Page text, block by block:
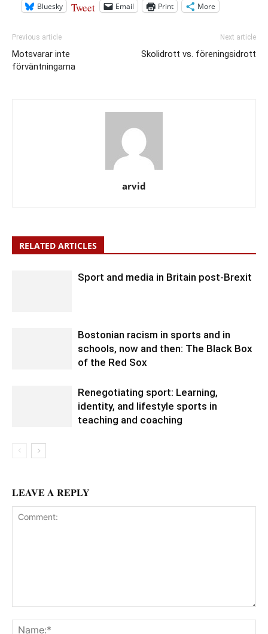
Bluesky
Tweet Email Print More
Previous article
Motsvarar inte
förväntningarna
Next article
Skolidrott vs. föreningsidrott
arvid
RELATED ARTICLES
Sport and media in Britain post-Brexit
Bostonian racism in sports and in
schools, now and then: The Black Box
of the Red Sox
Renegotiating sport: Learning,
identity, and lifestyle sports in
teaching and coaching
LEAVE A REPLY